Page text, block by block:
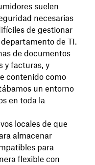
suelen
necesarias
de gestionar
de TI.
de documentos
y facturas, y
contenido como
un entorno
en toda la
locales de que
almacenar
para
flexible con